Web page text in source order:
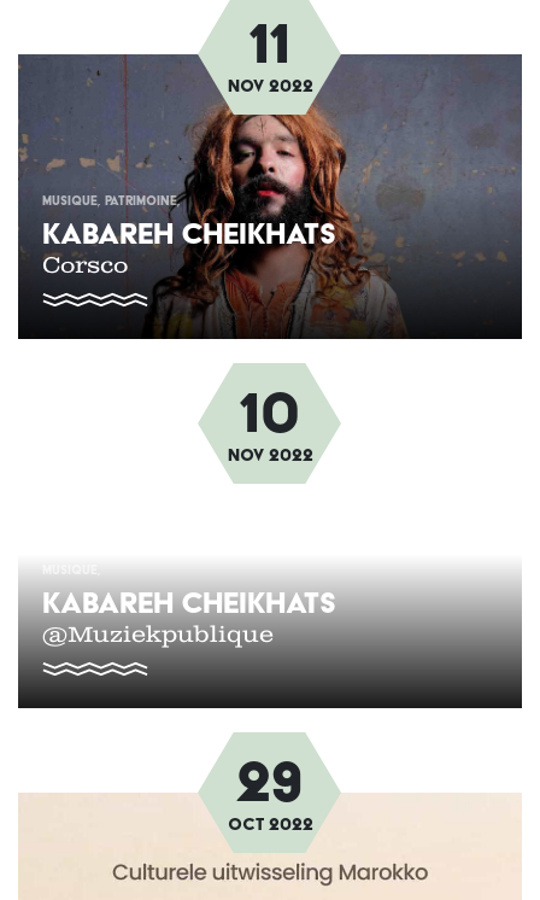
11
nov 2022
MUSIQUE PATRIMOINE
KABAREH CHEIKHATS
Corsco
Afbeelding
10
nov 2022
KABAREH CHEIKHATS
@Muziekpublique
29
oct 2022